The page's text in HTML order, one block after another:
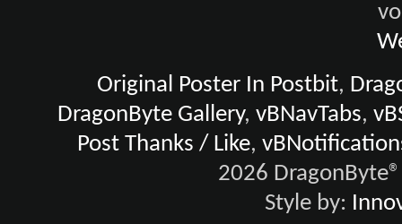
Original Poster In Postbit,
DragonByte Gallery,vBNavTabs,
Post Thanks / Like,
2026
Style by: